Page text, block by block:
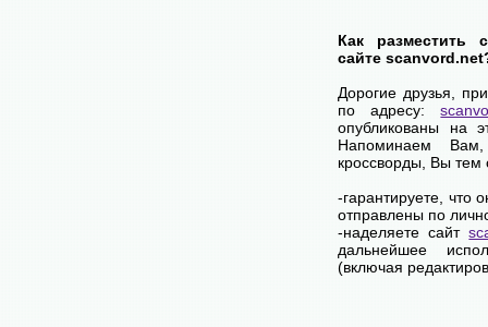
Как разместить
сайте
Дорогие друзья,
по адресу:
опубликованы на
Напоминаем
кроссворды, Вы
-гарантируете, что
отправлены по
-наделяете сайт
дальнейшее
(включая